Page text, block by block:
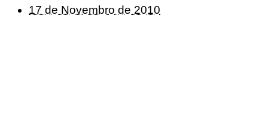
17 de Novembro de 2010